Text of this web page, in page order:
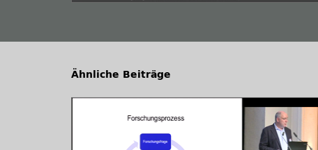
Ähnliche Beiträge